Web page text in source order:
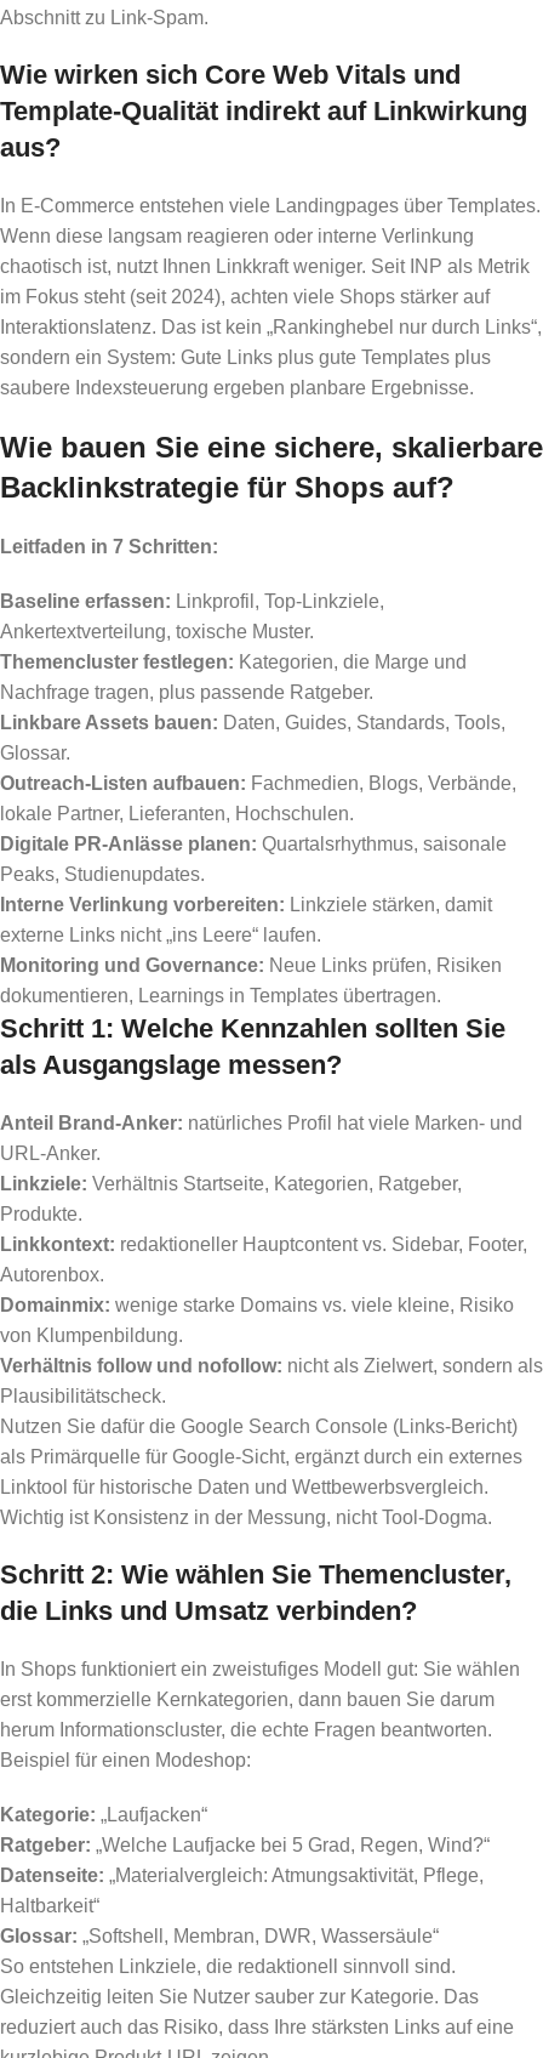
Abschnitt zu Link-Spam.
Wie wirken sich Core Web Vitals und
Template-Qualität indirekt auf Linkwirkung
aus?
In E-Commerce entstehen viele Landingpages über Templates.
Wenn diese langsam reagieren oder interne Verlinkung
chaotisch ist, nutzt Ihnen Linkkraft weniger. Seit INP als Metrik
im Fokus steht (seit 2024), achten viele Shops stärker auf
Interaktionslatenz. Das ist kein „Rankinghebel nur durch Links“,
sondern ein System: Gute Links plus gute Templates plus
saubere Indexsteuerung ergeben planbare Ergebnisse.
Wie bauen Sie eine sichere, skalierbare
Backlinkstrategie für Shops auf?
Leitfaden in 7 Schritten:
Baseline erfassen: Linkprofil, Top-Linkziele,
Ankertextverteilung, toxische Muster.
Themencluster festlegen: Kategorien, die Marge und
Nachfrage tragen, plus passende Ratgeber.
Linkbare Assets bauen: Daten, Guides, Standards, Tools,
Glossar.
Outreach-Listen aufbauen: Fachmedien, Blogs, Verbände,
lokale Partner, Lieferanten, Hochschulen.
Digitale PR-Anlässe planen: Quartalsrhythmus, saisonale
Peaks, Studienupdates.
Interne Verlinkung vorbereiten: Linkziele stärken, damit
externe Links nicht „ins Leere“ laufen.
Monitoring und Governance: Neue Links prüfen, Risiken
dokumentieren, Learnings in Templates übertragen.
Schritt 1: Welche Kennzahlen sollten Sie
als Ausgangslage messen?
Anteil Brand-Anker: natürliches Profil hat viele Marken- und
URL-Anker.
Linkziele: Verhältnis Startseite, Kategorien, Ratgeber,
Produkte.
Linkkontext: redaktioneller Hauptcontent vs. Sidebar, Footer,
Autorenbox.
Domainmix: wenige starke Domains vs. viele kleine, Risiko
von Klumpenbildung.
Verhältnis follow und nofollow: nicht als Zielwert, sondern als
Plausibilitätscheck.
Nutzen Sie dafür die Google Search Console (Links-Bericht)
als Primärquelle für Google-Sicht, ergänzt durch ein externes
Linktool für historische Daten und Wettbewerbsvergleich.
Wichtig ist Konsistenz in der Messung, nicht Tool-Dogma.
Schritt 2: Wie wählen Sie Themencluster,
die Links und Umsatz verbinden?
In Shops funktioniert ein zweistufiges Modell gut: Sie wählen
erst kommerzielle Kernkategorien, dann bauen Sie darum
herum Informationscluster, die echte Fragen beantworten.
Beispiel für einen Modeshop:
Kategorie: „Laufjacken“
Ratgeber: „Welche Laufjacke bei 5 Grad, Regen, Wind?“
Datenseite: „Materialvergleich: Atmungsaktivität, Pflege,
Haltbarkeit“
Glossar: „Softshell, Membran, DWR, Wassersäule“
So entstehen Linkziele, die redaktionell sinnvoll sind.
Gleichzeitig leiten Sie Nutzer sauber zur Kategorie. Das
reduziert auch das Risiko, dass Ihre stärksten Links auf eine